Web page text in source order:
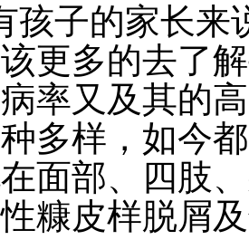
孩子的家长
更多的去了
率又及其的
多样，如今
面部、四肢
糠皮样脱屑